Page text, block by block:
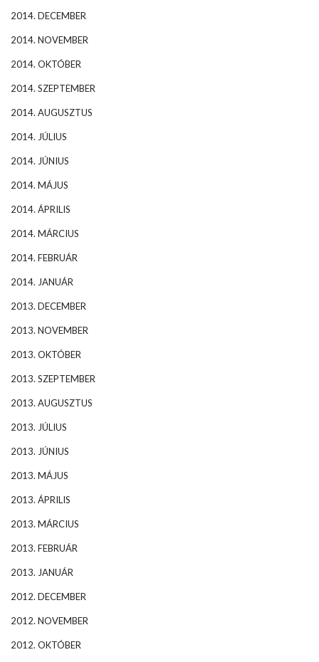
2014. DECEMBER
2014. NOVEMBER
2014. OKTÓBER
2014. SZEPTEMBER
2014. AUGUSZTUS
2014. JÚLIUS
2014. JÚNIUS
2014. MÁJUS
2014. ÁPRILIS
2014. MÁRCIUS
2014. FEBRUÁR
2014. JANUÁR
2013. DECEMBER
2013. NOVEMBER
2013. OKTÓBER
2013. SZEPTEMBER
2013. AUGUSZTUS
2013. JÚLIUS
2013. JÚNIUS
2013. MÁJUS
2013. ÁPRILIS
2013. MÁRCIUS
2013. FEBRUÁR
2013. JANUÁR
2012. DECEMBER
2012. NOVEMBER
2012. OKTÓBER